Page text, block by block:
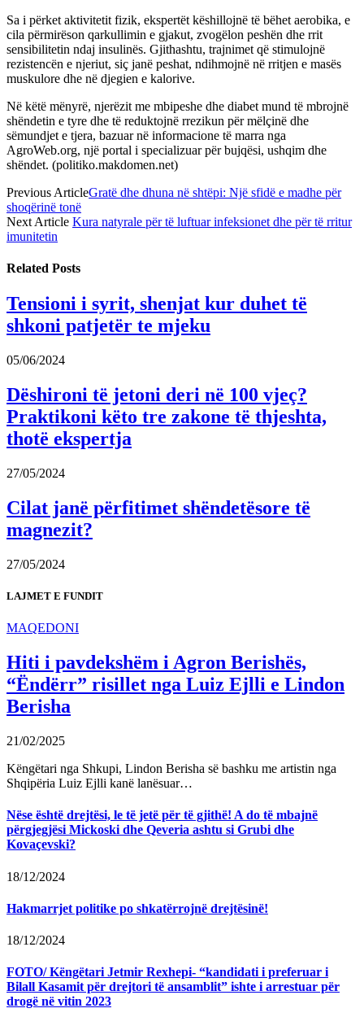
Sa i përket aktivitetit fizik, ekspertët këshillojnë të bëhet aerobika, e
cila përmirëson qarkullimin e gjakut, zvogëlon peshën dhe rrit
sensibilitetin ndaj insulinës. Gjithashtu, trajnimet që stimulojnë
rezistencën e njeriut, siç janë peshat, ndihmojnë në rritjen e masës
muskulore dhe në djegien e kalorive.
Në këtë mënyrë, njerëzit me mbipeshe dhe diabet mund të mbrojnë
shëndetin e tyre dhe të reduktojnë rrezikun për mëlçinë dhe
sëmundjet e tjera, bazuar në informacione të marra nga
AgroWeb.org, një portal i specializuar për bujqësi, ushqim dhe
shëndet. (politiko.makdomen.net)
Previous ArticleGratë dhe dhuna në shtëpi: Një sfidë e madhe për
shoqërinë tonë
Next Article Kura natyrale për të luftuar infeksionet dhe për të rritur
imunitetin
Related Posts
Tensioni i syrit, shenjat kur duhet të
shkoni patjetër te mjeku
05/06/2024
Dëshironi të jetoni deri në 100 vjeç?
Praktikoni këto tre zakone të thjeshta,
thotë ekspertja
27/05/2024
Cilat janë përfitimet shëndetësore të
magnezit?
27/05/2024
LAJMET E FUNDIT
MAQEDONI
Hiti i pavdekshëm i Agron Berishës,
“Ëndërr” risillet nga Luiz Ejlli e Lindon
Berisha
21/02/2025
Këngëtari nga Shkupi, Lindon Berisha së bashku me artistin nga
Shqipëria Luiz Ejlli kanë lanësuar…
Nëse është drejtësi, le të jetë për të gjithë! A do të mbajnë
përgjegjësi Mickoski dhe Qeveria ashtu si Grubi dhe
Kovaçevski?
18/12/2024
Hakmarrjet politike po shkatërrojnë drejtësinë!
18/12/2024
FOTO/ Këngëtari Jetmir Rexhepi- “kandidati i preferuar i
Bilall Kasamit për drejtori të ansamblit” ishte i arrestuar për
drogë në vitin 2023